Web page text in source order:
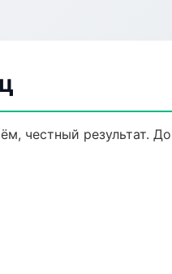
честный результат.